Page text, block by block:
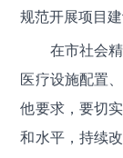
规范开展项目
在市社会精
医疗设施配置
他要求，要切
和水平，持续